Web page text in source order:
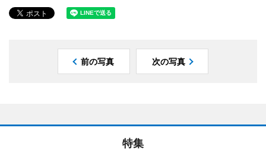
前の写真 次の写真
特集